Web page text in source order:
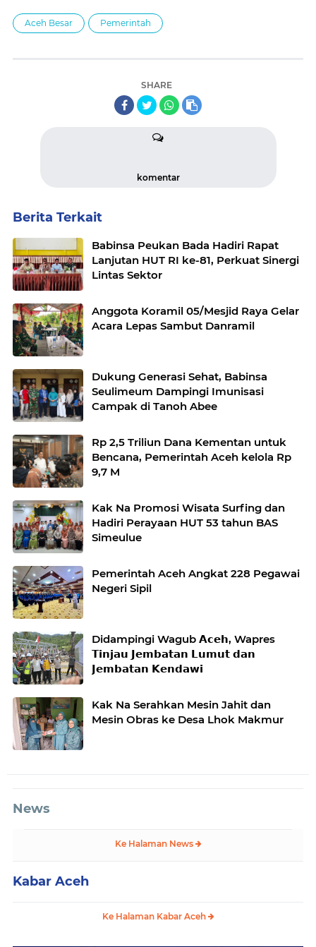
Aceh Besar Pemerintah
SHARE
komentar
Berita Terkait
Babinsa Peukan Bada Hadiri Rapat
Lanjutan HUT RI ke-81, Perkuat Sinergi
Lintas Sektor
Anggota Koramil 05/Mesjid Raya Gelar
Acara Lepas Sambut Danramil
Dukung Generasi Sehat, Babinsa
Seulimeum Dampingi Imunisasi
Campak di Tanoh Abee
Rp 2,5 Triliun Dana Kementan untuk
Bencana, Pemerintah Aceh kelola Rp
9,7 M
Kak Na Promosi Wisata Surfing dan
Hadiri Perayaan HUT 53 tahun BAS
Simeulue
Pemerintah Aceh Angkat 228 Pegawai
Negeri Sipil
Didampingi Wagub 𝗔𝗰𝗲𝗵, Wapres
𝗧𝗶𝗻𝗷𝗮𝘂 𝗝𝗲𝗺𝗯𝗮𝘁𝗮𝗻 𝗟𝘂𝗺𝘂𝘁 𝗱𝗮𝗻
𝗝𝗲𝗺𝗯𝗮𝘁𝗮𝗻 𝗞𝗲𝗻𝗱𝗮𝘄𝗶
Kak Na Serahkan Mesin Jahit dan
Mesin Obras ke Desa Lhok Makmur
News
Ke Halaman News
Kabar Aceh
Ke Halaman Kabar Aceh